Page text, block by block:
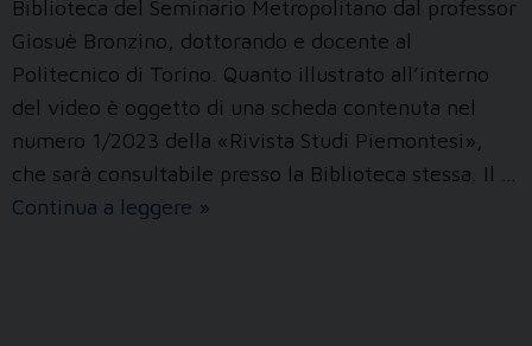
Biblioteca del Seminario Metropolitano dal professor
Giosuè Bronzino, dottorando e docente al
Politecnico di Torino. Quanto illustrato all’interno
del video è oggetto di una scheda contenuta nel
numero 1/2023 della «Rivista Studi Piemontesi»,
che sarà consultabile presso la Biblioteca stessa. Il …
Continua a leggere La
»